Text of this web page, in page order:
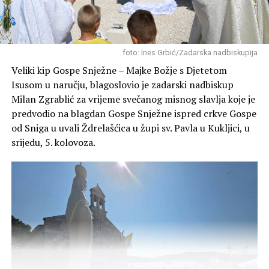
Članovi Lovačkog društva “Diana” redovito obilaze i
grade pojilišta za divljač u svojim lovištima (poput
Blatskog gaja, Novigrada, Škabrnje o ostalih lokacija)
kako bi životinjama osigurali svježu vodu tijekom ljetnih
suša i kako bi se zaštitilo njihovo stanište.
foto: Ines Grbić/Zadarska nadbiskupija
Veliki kip Gospe Snježne – Majke Božje s Djetetom
Isusom u naručju, blagoslovio je zadarski nadbiskup
Milan Zgrablić za vrijeme svečanog misnog slavlja koje je
predvodio na blagdan Gospe Snježne ispred crkve Gospe
od Sniga u uvali Ždrelašćica u župi sv. Pavla u Kukljici, u
srijedu, 5. kolovoza.